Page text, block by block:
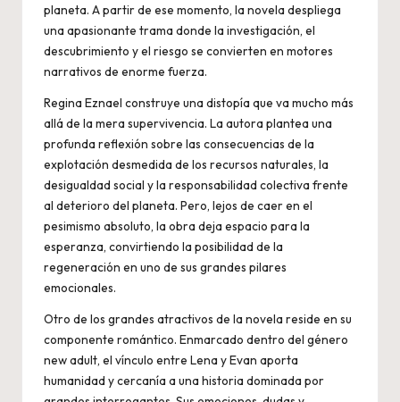
planeta. A partir de ese momento, la novela despliega
una apasionante trama donde la investigación, el
descubrimiento y el riesgo se convierten en motores
narrativos de enorme fuerza.
Regina Eznael construye una distopía que va mucho más
allá de la mera supervivencia. La autora plantea una
profunda reflexión sobre las consecuencias de la
explotación desmedida de los recursos naturales, la
desigualdad social y la responsabilidad colectiva frente
al deterioro del planeta. Pero, lejos de caer en el
pesimismo absoluto, la obra deja espacio para la
esperanza, convirtiendo la posibilidad de la
regeneración en uno de sus grandes pilares
emocionales.
Otro de los grandes atractivos de la novela reside en su
componente romántico. Enmarcado dentro del género
new adult, el vínculo entre Lena y Evan aporta
humanidad y cercanía a una historia dominada por